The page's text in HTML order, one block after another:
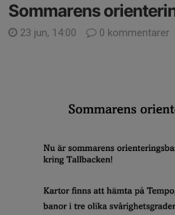
Sommarens
23 jun, 14:00 0 kommentarer